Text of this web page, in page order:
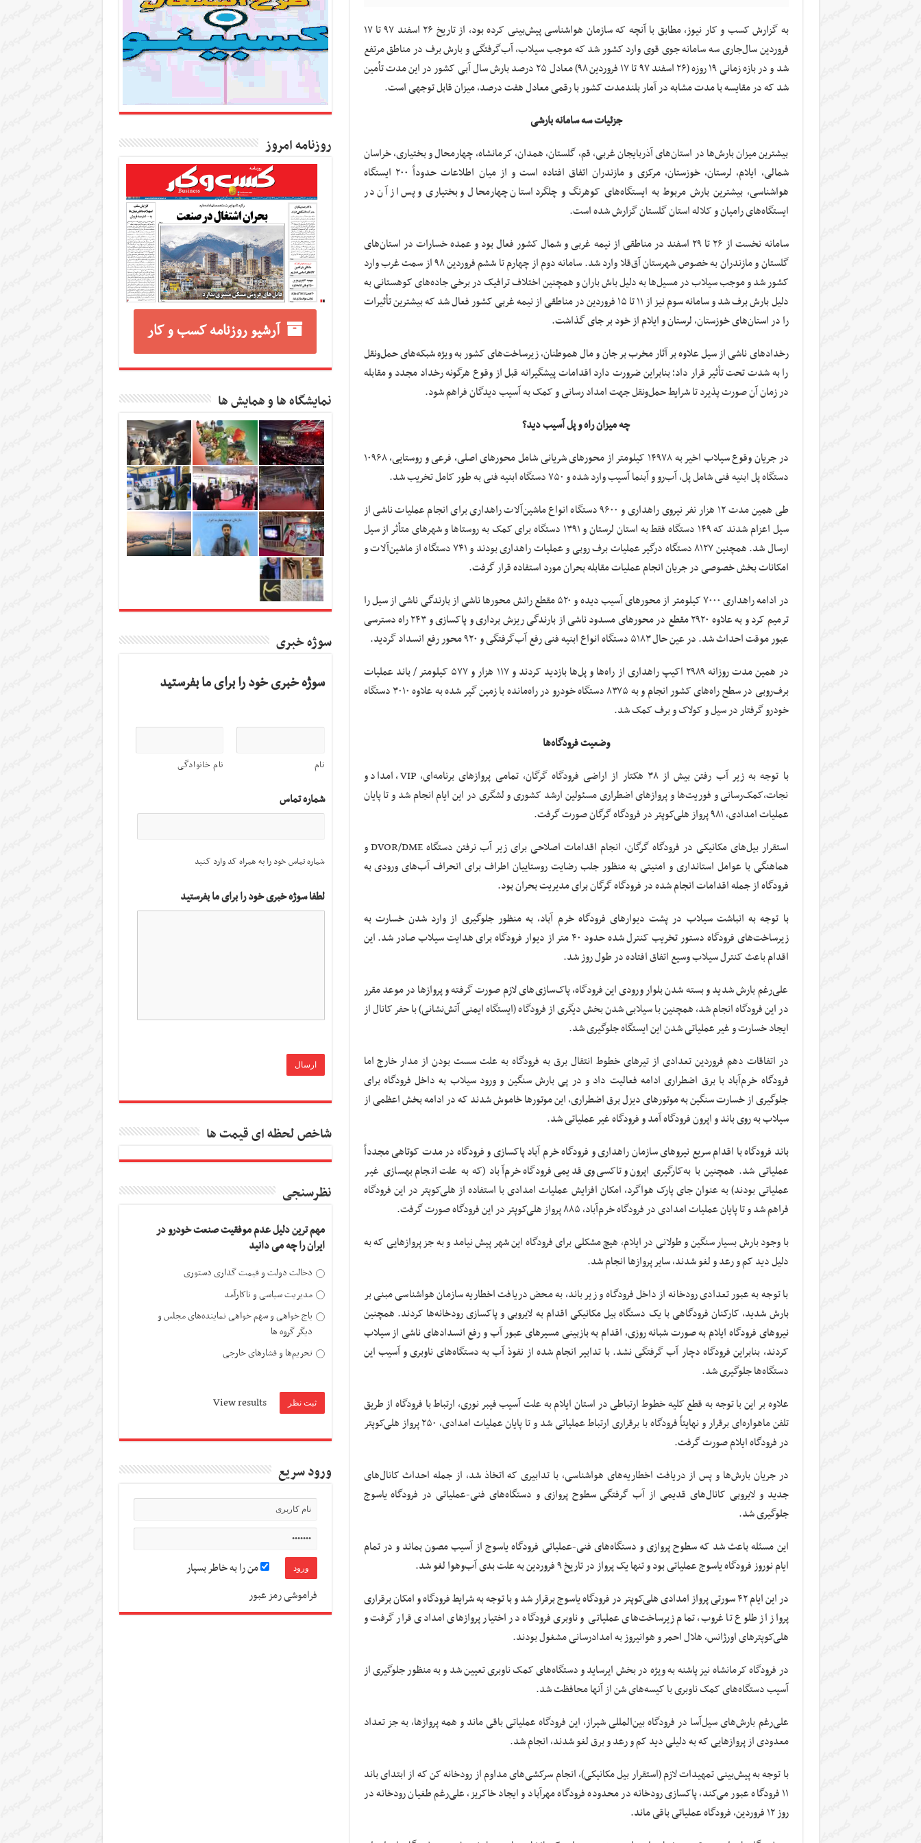
به گزارش کسب و کار نیوز، مطابق با آنچه که سازمان هواشناسی پیش‌بینی کرده بود، از تاریخ ۲۶ اسفند ۹۷ تا ۱۷
فروردین سال‌جاری سه سامانه جوی قوی وارد کشور شد که موجب سیلاب، آب‌گرفتگی و بارش برف در مناطق مرتفع
شد و در بازه زمانی ۱۹ روزه (۲۶ اسفند ۹۷ تا ۱۷ فروردین ۹۸) معادل ۲۵ درصد بارش سال آبی کشور در این مدت تأمین
شد که در مقایسه با مدت مشابه در آمار بلندمدت کشور با رقمی معادل هفت درصد، میزان قابل توجهی است.
جزئیات سه سامانه بارشی
بیشترین میزان بارش‌ها در استان‌های آذربایجان غربی، قم، گلستان، همدان، کرمانشاه، چهارمحال و بختیاری، خراسان
شمالی، ایلام، لرستان، خوزستان، مرکزی و مازندران اتفاق افتاده است و از میان اطلاعات حدوداً ۲۰۰ ایستگاه
هواشناسی، بیشترین بارش مربوط به ایستگاه‌های کوهرنگ وچلگرداستان چهارمحال و بختیاری و پس از آن در
ایستگاه‌های رامیان و کلاله استان گلستان گزارش شده است.
سامانه نخست از ۲۶ تا ۲۹ اسفند در مناطقی از نیمه غربی و شمال کشور فعال بود و عمده خسارات در استان‌های
گلستان و مازندران به خصوص شهرستان آق‌قلا وارد شد. سامانه دوم از چهارم تا ششم فروردین ۹۸ از سمت غرب وارد
کشور شد و موجب سیلاب درمسیل‌هابه دلیلباشباران و همچنین اختلاف ترافیک در برخی جاده‌های کوهستانی به
دلیل بارش برف شد و سامانه سوم نیز از ۱۱ تا ۱۵ فروردین در مناطقی از نیمه غربی کشور فعال شد که بیشترین تأثیرات
را در استان‌های خوزستان، لرستان و ایلام از خود بر جای گذاشت.
رخدادهای ناشی از سیل علاوه بر آثار مخرب بر جان و مال هموطنان، زیرساخت‌های کشور به ویژه شبکه‌های حمل‌ونقل
را به شدت تحت تأثیر قرار داد؛ بنابراین ضرورت دارد اقدامات پیشگیرانه قبل از وقوع هرگونه رخداد مجدد و مقابله
در زمان آن صورت پذیرد تا شرایط حمل‌ونقل جهت امداد رسانی و کمک به آسیب دیدگان فراهم شود.
چه میزان راه و پل آسیب دید؟
در جریان وقوع سیلاب اخیر به ۱۴۹۷۸ کیلومتر از محورهای شریانی شامل محورهای اصلی، فرعی و روستایی، ۱۰۹۶۸
دستگاه پل ابنیه فنی شامل پل، آب‌رو وآبنماآسیب وارد شده و ۷۵۰ دستگاه ابنیه فنی به طور کامل تخریب شد.
طی همین مدت ۱۲ هزار نفر نیروی راهداری و ۹۶۰۰ دستگاه انواع ماشین‌آلات راهداری برای انجام عملیات ناشی از
سیل اعزام شدند که ۱۴۹ دستگاه فقط به استان لرستان و ۱۳۹۱ دستگاه برای کمک به روستاها و شهرهای متأثر از سیل
ارسال شد. همچنین ۸۱۲۷ دستگاه درگیر عملیات برف
روبی
و عملیات راهداری بودند و ۷۴۱ دستگاه از ماشین‌آلات و
امکانات بخش خصوصی در جریان انجام عملیات مقابله بحران مورد استفاده قرار گرفت.
در ادامه راهداری ۷۰۰۰ کیلومتر از محورهای آسیب دیده و ۵۲۰ مقطع رانش محورها ناشی از بارندگی ناشی از سیل را
ترمیم کرد و به علاوه ۲۹۲۰ مقطع در محورهای مسدود ناشی از بارندگی ریزش برداری و پاکسازی و ۲۴۳ راه دسترسی
عبور موقت احداث شد. در عین حال ۵۱۸۳ دستگاه انواع ابنیه فنی رفع آب‌گرفتگی و ۹۲۰ محور رفع انسداد گردید.
در همین مدت روزانه ۲۹۸۹ اکیپ راهداری از راه‌ها و پل‌ها بازدید کردند و ۱۱۷ هزار و ۵۷۷ کیلومتر / باند عملیات
برف‌روبی در سطح راه‌های کشور انجام و به ۸۳۷۵ دستگاه خودرو در راه‌مانده با زمین گیر شده به علاوه ۳۰۱۰ دستگاه
خودرو گرفتار در سیل و کولاک و برف کمک شد.
وضعیت فرودگاه‌ها
با توجه به زیر آب رفتن بیش از ۳۸ هکتار از اراضی فرودگاه گرگان، تمامی پروازهای برنامه‌ای، VIP، امداد و
نجات،کمک‌رسانی و فوریت‌ها و پروازهای اضطراری مسئولین ارشد کشوری و لشگری در این ایام انجام شد و تا پایان
عملیات امدادی، ۹۸۱ پرواز هلی‌کوپتر در فرودگاه گرگان صورت گرفت.
استقرار بیل‌های مکانیکی در فرودگاه گرگان، انجام اقدامات اصلاحی برای زیر آب نرفتن دستگاه DVOR/DME و
هماهنگی با عوامل استانداری و امنیتی به منظور جلب رضایت روستاییان اطراف برای انحراف آب‌های ورودی به
فرودگاه از جمله اقدامات انجام شده در فرودگاه گرگان برای مدیریت بحران بود.
با توجه به انباشت سیلاب در پشت دیوارهای فرودگاه خرم آباد، به منظور جلوگیری از وارد شدن خسارت به
زیرساخت‌های فرودگاه دستور تخریب کنترل شده حدود ۴۰ متر از دیوار فرودگاه برای هدایت سیلاب صادر شد. این
اقدام باعث کنترل سیلاب وسیع اتفاق افتاده در طول روز شد.
علی‌رغم بارش شدید و بسته شدن بلوار ورودی این فرودگاه، پاک‌سازی‌های لازم صورت گرفته و پروازها در موعد مقرر
در این فرودگاه انجام شد، همچنین با سیلابی شدن بخش دیگری از فرودگاه (ایستگاه ایمنی آتش‌نشانی) با حفر کانال از
ایجاد خسارت و غیر عملیاتی شدن این ایستگاه جلوگیری شد.
در اتفاقات دهم فروردین تعدادی از تیرهای خطوط انتقال برق به فرودگاه به علت سست بودن از مدار خارج اما
فرودگاه خرم‌آباد با برق اضطراری ادامه فعالیت داد و در پی بارش سنگین و ورود سیلاب به داخل فرودگاه برای
جلوگیری از خسارت سنگین به موتورهای دیزل برق اضطراری، این موتورها خاموش شدند که در ادامه بخش اعظمی از
سیلاب به روی باند واپرونفرودگاه آمد و فرودگاه غیر عملیاتی شد.
باند فرودگاه با اقدام سریع نیروهای سازمان راهداری و فرودگاه خرم آباد پاکسازی و فرودگاه در مدت کوتاهی مجدداً
عملیاتی شد. همچنین با به‌کارگیری اپرونو تاکسی‌وی قدیمی فرودگاه خرم‌آباد (که به علت انجام بهسازی غیر
عملیاتی بودند) به عنوان جای پارک هواگرد، امکان افزایش عملیات امدادی با استفاده از هلی‌کوپتر در این فرودگاه
فراهم شد و تا پایان عملیات امدادی در فرودگاه خرم‌آباد، ۸۸۵ پرواز هلی‌کوپتر در این فرودگاه صورت گرفت.
با وجود بارش بسیار سنگین و طولانی در ایلام، هیچ مشکلی برای فرودگاه این شهر پیش نیامد و به جز پروازهایی که به
دلیل دید کم و رعد و لغو شدند، سایر پروازها انجام شد.
با توجه به عبور تعدادی رودخانه از داخل فرودگاه و زیر باند، به محض دریافت اخطاریه سازمان هواشناسی مبنی بر
بارش شدید، کارکنان فرودگاهی با یک دستگاه بیل مکانیکی اقدام به لایروبی و پاکسازی رودخانه‌ها کردند. همچنین
نیروهای فرودگاه ایلام به صورت شبانه روزی، اقدام به بازبینی مسیرهای عبور آب و رفع انسدادهای ناشی از سیلاب
کردند، بنابراین فرودگاه دچار آب گرفتگی نشد. با تدابیر انجام شده از نفوذ آب به دستگاه‌های ناوبری و آسیب این
دستگاه‌ها جلوگیری شد.
علاوه بر این با توجه به قطع کلیه خطوط ارتباطی در استان ایلام به علت آسیب فیبر نوری، ارتباط با فرودگاه از طریق
تلفن ماهواره‌ای برقرار و نهایتاً فرودگاه با برقراری ارتباط عملیاتی شد و تا پایان عملیات امدادی، ۲۵۰ پرواز هلی‌کوپتر
در فرودگاه ایلام صورت گرفت.
در جریان بارش‌ها و پس از دریافت اخطاریه‌های هواشناسی، با تدابیری که اتخاذ شد، از جمله احداث کانال‌های
جدید و لایروبی کانال‌های قدیمی از آب گرفتگی سطوح پروازی و دستگاه‌های فنی-عملیاتی در فرودگاه یاسوج
جلوگیری شد.
این مسئله باعث شد که سطوح پروازی و دستگاه‌های فنی-عملیاتی فرودگاه یاسوج از آسیب مصون بماند و در تمام
ایام نوروز فرودگاه یاسوج عملیاتی بود و تنها یک پرواز در تاریخ ۹ فروردین به علت بدی آب‌وهوا لغو شد.
در این ایام ۴۲ سورتی پرواز امدادی هلی‌کوپتر در فرودگاه یاسوج برقرار شد و با توجه به شرایط فرودگاه و امکان برقراری
پرواز از طلوع تا غروب، تمام زیرساخت‌های عملیاتی و ناوبری فرودگاه در اختیار پروازهای امدادی قرار گرفت و
هلی‌کوپترهای اورژانس، هلال احمر و هوانیروز به امدادرسانی مشغول بودند.
در فرودگاه کرمانشاه نیز پاشنه به ویژه در بخشایرسایدو دستگاه‌های کمک ناوبری تعیین شد و به منظور جلوگیری از
آسیب دستگاه‌های کمک ناوبری با کیسه‌های شن از آنها محافظت شد.
علی‌رغم بارش‌های سیل‌آسا در فرودگاه بین‌المللی شیراز، این فرودگاه عملیاتی باقی ماند و همه پروازها، به جز تعداد
معدودی از پروازهایی که به دلیلی دید کم و رعد و برق لغو شدند، انجام شد.
با توجه به پیش‌بینی تمهیدات لازم (استقرار بیل مکانیکی)، انجام سرکشی‌های مداوم از رودخانه کن که از ابتدای باند
۱۱ فرودگاه عبور می‌کند، پاکسازی رودخانه در محدوده فرودگاه مهرآباد و ایجاد خاکریز، علی‌رغم طغیان رودخانه در
روز ۱۲ فروردین، فرودگاه عملیاتی باقی ماند.
روزنامه امروز
آرشیو روزنامه کسب و کار
نمایشگاه ها و همایش ها
سوژه خبری
سوژه خبری خود را برای ما بفرستید
نام نام خانوادگی
شماره تماس
شماره تماس خود را به همراه کد وارد کنید
لطفا سوژه خبری خود را برای ما بفرستید
شاخص لحظه ای قیمت ها
نظرسنجی
مهم ترین دلیل عدم موفقیت صنعت خودرو در
ایران را چه می دانید
دخالت دولت و قیمت گذاری دستوری
مدیریت سیاسی و ناکارآمد
باج خواهی و سهم خواهی نماینده‌های مجلس و
دیگر گروه ها
تحریم‌ها و فشارهای خارجی
View results
ورود سریع
من را به خاطر بسپار
فراموشی رمز عبور